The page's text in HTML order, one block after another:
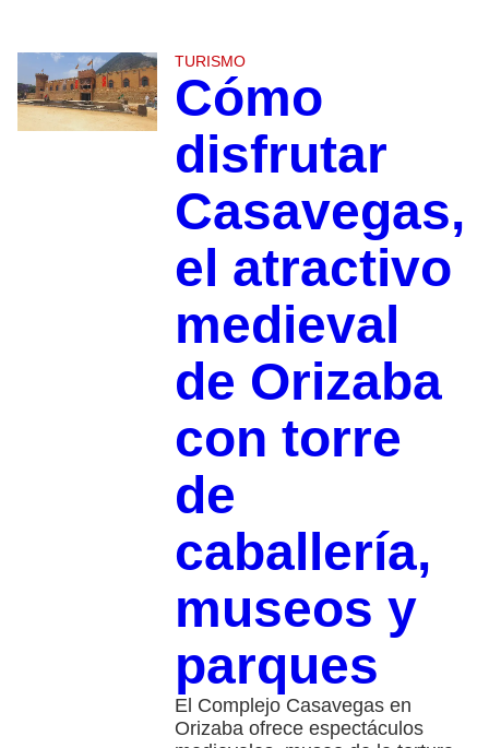
TURISMO
Cómo
disfrutar
Casavegas,
el atractivo
medieval
de Orizaba
con torre
de
caballería,
museos y
parques
El Complejo Casavegas en
Orizaba ofrece espectáculos